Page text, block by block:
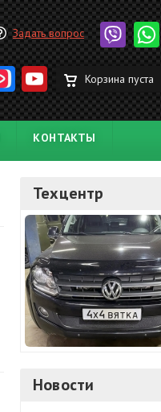
Задать вопрос
Корзина пуста
КОНТАКТЫ
Техцентр
Новости